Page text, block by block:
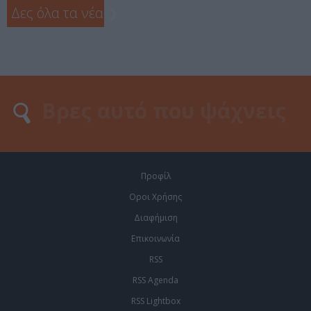
Δες όλα τα νέα
Προφίλ
Οροι Χρήσης
Διαφήμιση
Επικοινωνία
RSS
RSS Agenda
RSS Lightbox